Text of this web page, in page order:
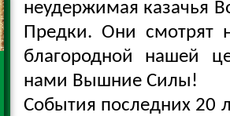
неудержимая казачья
Предки. Они смотрят
благородной нашей
нами Вышние Силы!
События последних 20